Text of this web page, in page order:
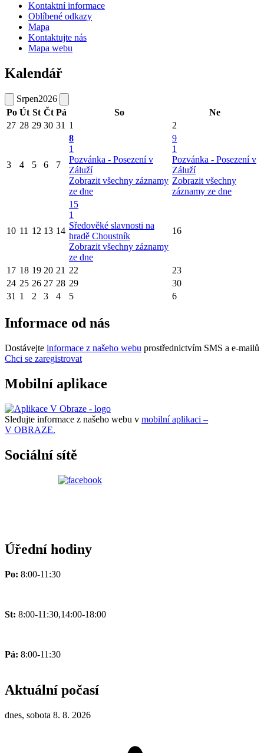
Kontaktní informace
Oblíbené odkazy
Mapa
Kontaktujte nás
Mapa webu
Kalendář
Srpen2026
Po Út St Čt Pá So
Ne
27 28 29 30 31 1 2
3 4 5 6 7
8
1
Pozvánka - Posezení v
Záluží
Zobrazit všechny záznamy
ze dne
9
1
Pozvánka - Posezení v
Záluží
Zobrazit všechny
záznamy ze dne
10 11 12 13 14
15
1
Sředověké slavnosti na
hradě Choustník
Zobrazit všechny záznamy
ze dne
16
17 18 19 20 21 22
23
24 25 26 27 28 29
30
31 1 2 3 4 5 6
Informace od nás
Dostávejte informace z našeho webu prostřednictvím SMS a e-mailů
Chci se zaregistrovat
Mobilní aplikace
Sledujte informace z našeho webu v mobilní aplikaci –
V OBRAZE.
Sociální sítě
Úřední hodiny
Po: 8:00-11:30
St: 8:00-11:30,14:00-18:00
Pá: 8:00-11:30
Aktuální počasí
dnes, sobota 8. 8. 2026